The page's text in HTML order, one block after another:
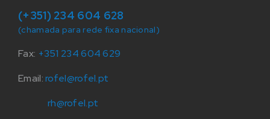
(+351) 234 604 628
(chamada para rede fixa nacional)
Fax: +351 234 604 629
Email:rofel@rofel.pt
rh@rofel.pt